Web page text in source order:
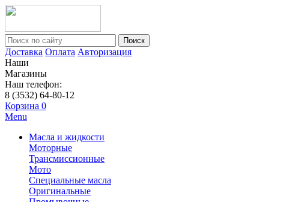
Поиск
Доставка Оплата Авторизация
Наши
Магазины
Наш телефон:
8 (3532) 64-80-12
Корзина 0
Menu
Масла и жидкости
Моторные
Трансмиссионные
Мото
Специальные масла
Оригинальные